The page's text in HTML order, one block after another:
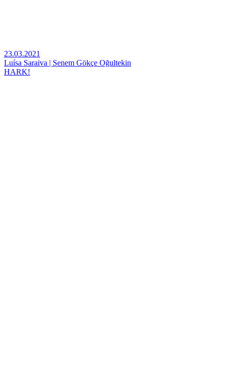
23.03.2021
Luísa Saraiva | Senem Gökçe Oğultekin
HARK!